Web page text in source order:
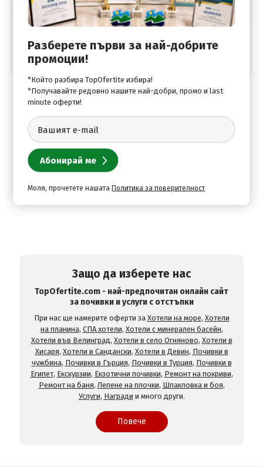
Абонирай се за най-добрите оферти
Защо да изберете нас
TopOfertite.com - най-предпочитан онлайн сайт
за почивки и услуги с отстъпки
При нас ще намерите оферти за Хотели на море, Хотели
на планина, СПА хотели, Хотели с минерален басейн,
Хотели във Велинград, Хотели в село Огняново, Хотели в
Хисаря, Хотели в Сандански, Хотели в Девин, Почивки в
чужбина, Почивки в Гърция, Почивки в Турция, Почивки в
Египет, Екскурзии, Екзотични почивки, Ремонт на покриви,
Ремонт на баня, Лепене на плочки, Шпакловка и боя,
Услуги, Награди и много други.
Повече
Разберете първи за най-добрите
промоции!
*Който разбира TopOfertite избира!
*Получавайте редовно нашите най-добри, промо и last
minute оферти!
Моля, прочетете нашатаПолитика за поверителност